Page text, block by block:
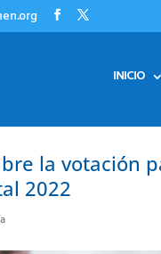
INICIO
la
2022